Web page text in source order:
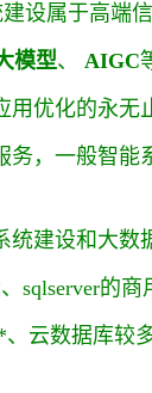
设属于高端
模型、 AIGC
用优化的永无
，一般智能
统建设和大
sqlserver的
云数据库较多